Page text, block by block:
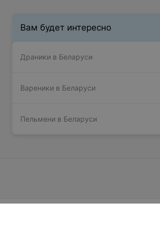
Вам будет интересно
Драники в Беларуси
Вареники в Беларуси
Пельмени в Беларуси